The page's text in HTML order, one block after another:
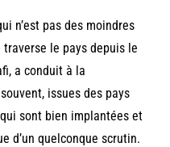
n’est pas des moindres
le pays depuis le
a conduit à la
issues des pays
sont bien implantées et
d’un quelconque scrutin.